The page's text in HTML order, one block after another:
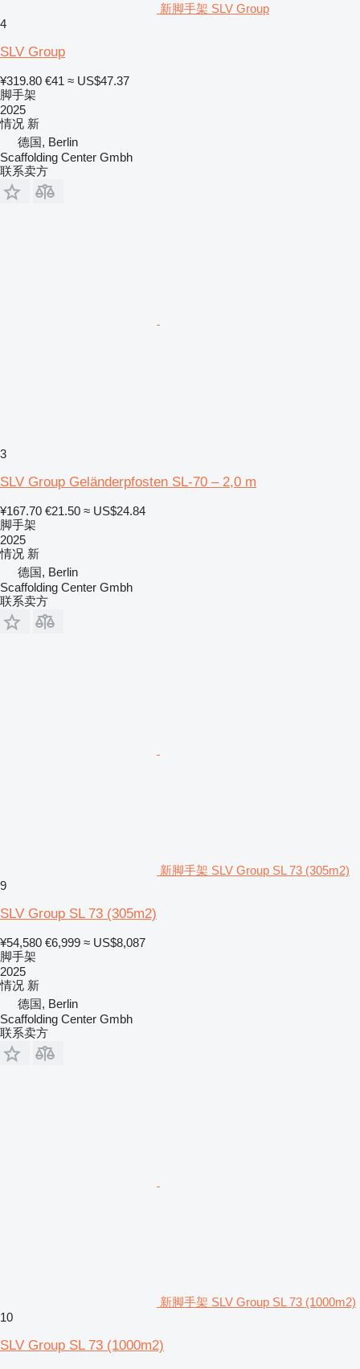
新脚手架 SLV Group
4
SLV Group
¥319.80 €41 ≈ US$47.37
脚手架
2025
情况 新
德国, Berlin
Scaffolding Center Gmbh
联系卖方
3
SLV Group Geländerpfosten SL-70 – 2,0 m
¥167.70 €21.50 ≈ US$24.84
脚手架
2025
情况 新
德国, Berlin
Scaffolding Center Gmbh
联系卖方
新脚手架 SLV Group SL 73 (305m2)
9
SLV Group SL 73 (305m2)
¥54,580 €6,999 ≈ US$8,087
脚手架
2025
情况 新
德国, Berlin
Scaffolding Center Gmbh
联系卖方
新脚手架 SLV Group SL 73 (1000m2)
10
SLV Group SL 73 (1000m2)